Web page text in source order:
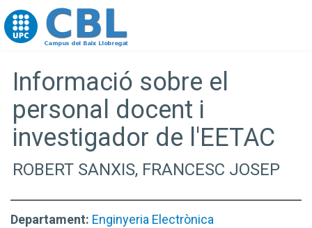
Go to upc.edu
Informació sobre el
personal docent i
investigador de l'EETAC
ROBERT SANXIS, FRANCESC JOSEP
Departament: Enginyeria Electrònica